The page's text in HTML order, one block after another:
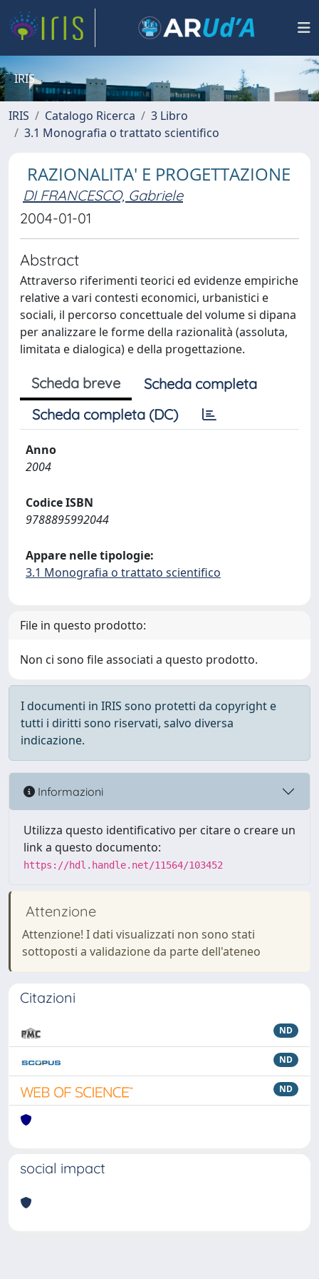
IRIS
IRIS Catalogo Ricerca
3 Libro
3.1 Monografia o trattato scientifico
RAZIONALITA' E PROGETTAZIONE
DI FRANCESCO, Gabriele
2004-01-01
Abstract
Attraverso riferimenti teorici ed evidenze empiriche
relative a vari contesti economici, urbanistici e
sociali, il percorso concettuale del volume si dipana
per analizzare le forme della razionalità (assoluta,
limitata e dialogica) e della progettazione.
Scheda breve
Scheda completa
Scheda completa (DC)
Anno
2004
Codice ISBN
9788895992044
Appare nelle tipologie:
3.1 Monografia o trattato scientifico
File in questo prodotto:
Non ci sono file associati a questo prodotto.
I documenti in IRIS sono protetti da copyright e
tutti i diritti sono riservati, salvo diversa
indicazione.
Informazioni
Utilizza questo identificativo per citare o creare un
link a questo documento:
https://hdl.handle.net/11564/103452
Attenzione
Attenzione! I dati visualizzati non sono stati
sottoposti a validazione da parte dell'ateneo
Citazioni
ND
ND
ND
social impact